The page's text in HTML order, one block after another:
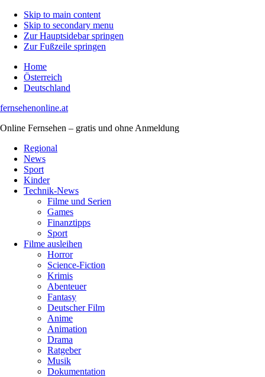
Skip to main content
Skip to secondary menu
Zur Hauptsidebar springen
Zur Fußzeile springen
Home
Österreich
Deutschland
fernsehenonline.at
Online Fernsehen – gratis und ohne Anmeldung
Regional
News
Sport
Kinder
Technik-News
Filme und Serien
Games
Finanztipps
Sport
Filme ausleihen
Horror
Science-Fiction
Krimis
Abenteuer
Fantasy
Deutscher Film
Anime
Animation
Drama
Ratgeber
Musik
Dokumentation